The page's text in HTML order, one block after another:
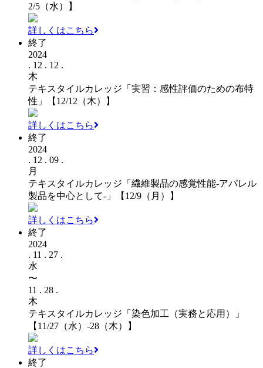
2/5（水）】
詳しくはこちら
終了
2024
. 12 . 12 .
木
テキスタイルカレッジ「実習：感性評価のための布特
性」【12/12（木）】
詳しくはこちら
終了
2024
. 12 . 09 .
月
テキスタイルカレッジ「繊維製品の感覚性能-アパレル
製品を中心として-」【12/9（月）】
詳しくはこちら
終了
2024
. 11 . 27 .
水
〜
11 . 28 .
木
テキスタイルカレッジ「染色加工（実務と応用）」
【11/27（水）-28（木）】
詳しくはこちら
終了